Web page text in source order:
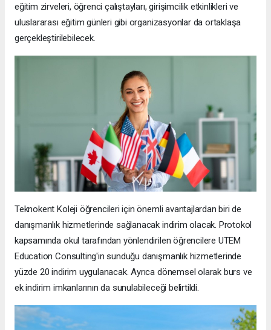
eğitim zirveleri, öğrenci çalıştayları, girişimcilik etkinlikleri ve
uluslararası eğitim günleri gibi organizasyonlar da ortaklaşa
gerçekleştirilebilecek.
Teknokent Koleji öğrencileri için önemli avantajlardan biri de
danışmanlık hizmetlerinde sağlanacak indirim olacak. Protokol
kapsamında okul tarafından yönlendirilen öğrencilere UTEM
Education Consulting'in sunduğu danışmanlık hizmetlerinde
yüzde 20 indirim uygulanacak. Ayrıca dönemsel olarak burs ve
ek indirim imkanlarının da sunulabileceği belirtildi.